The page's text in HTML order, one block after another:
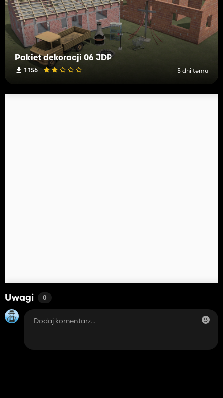
Pakiet dekoracji 06 JDP
1 156 5 dni temu
Uwagi 0